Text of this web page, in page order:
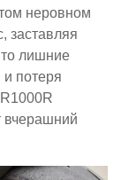
неровном
заставляя
лишние
и потеря
вчерашний